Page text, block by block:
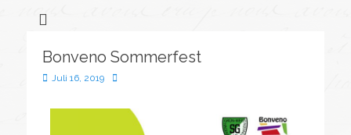
Göttingen
Wohnanlagen
Bonveno Sommerfest
Juli 16, 2019